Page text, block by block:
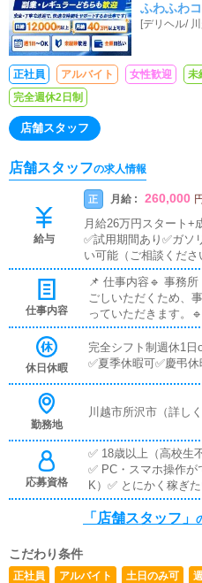
ート！即
ンプルな
ふわふわ
[デリヘル/
正社員 アルバイト 女性歓迎 未
完全週休2日制
店舗スタッフ
店舗スタッフの求人情報
給与
正 月給 : 260,000 円
月給26万円スタート+
✅試用期間あり✅ガソ
い可能（ご相談くだ
リ
仕事内容
📌 仕事内容🔹 事務
ごしいただくため、
っていただきます。
トなど、ポータルサ
ただきます。キャス
の作成となります。
ルでの予約受付対応
の受付や空き状況の
定後はキャストやド
アルや先輩スタッフ
でも安心して働けま
ャストさんの出勤管
ンタルケア＆サポート
休日休暇
完全シフト制週休1日
✅夏季休暇可✅慶弔休
勤務地
川越市所沢市（詳し
応募資格
✅ 18歳以上（高校生
✅ PC・スマホ操作
K）✅ とにかく稼ぎ
感のある方・仕事に
験者優遇！即戦力と
全力で応援します！
「店舗スタッフ」
こだわり条件
正社員 アルバイト 土日のみ可